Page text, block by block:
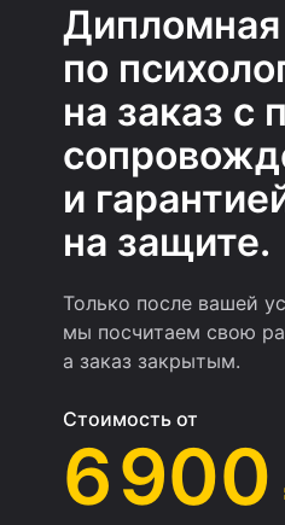
Дипломная
по
на заказ с
и
на защите.
Только после вашей
мы посчитаем свою
а заказ закрытым.
Стоимость от
6 900